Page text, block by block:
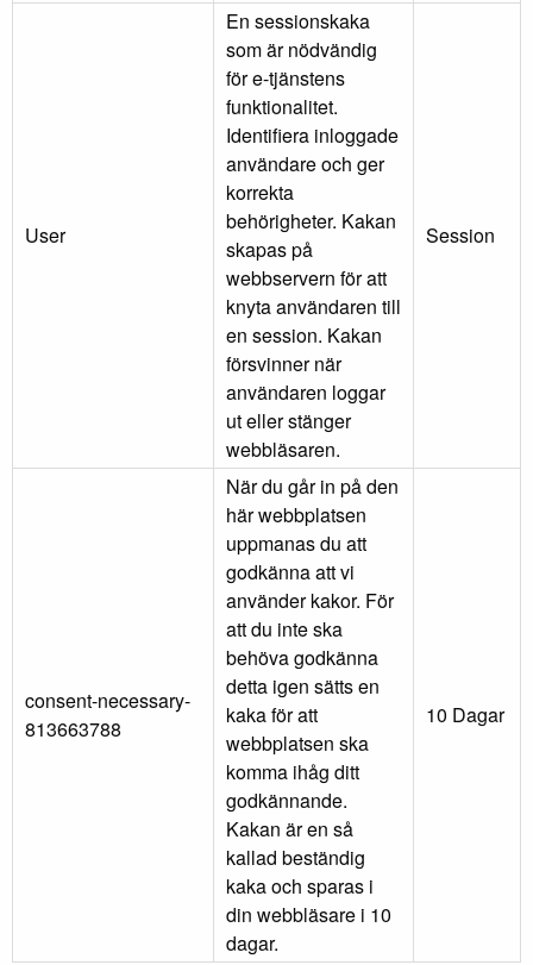
User
En sessionskaka
som är nödvändig
för e-tjänstens
funktionalitet.
Identifiera inloggade
användare och ger
korrekta
behörigheter. Kakan
skapas på
webbservern för att
knyta användaren till
en session. Kakan
försvinner när
användaren loggar
ut eller stänger
webbläsaren.
Session
consent-necessary-
813663788
När du går in på den
här webbplatsen
uppmanas du att
godkänna att vi
använder kakor. För
att du inte ska
behöva godkänna
detta igen sätts en
kaka för att
webbplatsen ska
komma ihåg ditt
godkännande.
Kakan är en så
kallad beständig
kaka och sparas i
din webbläsare i 10
dagar.
10 Dagar